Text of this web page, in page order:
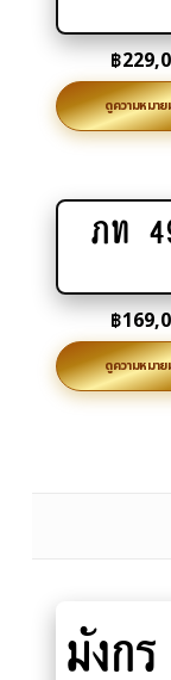
฿
ดูความหมา
ภท
฿
ดูความหมา
มังก